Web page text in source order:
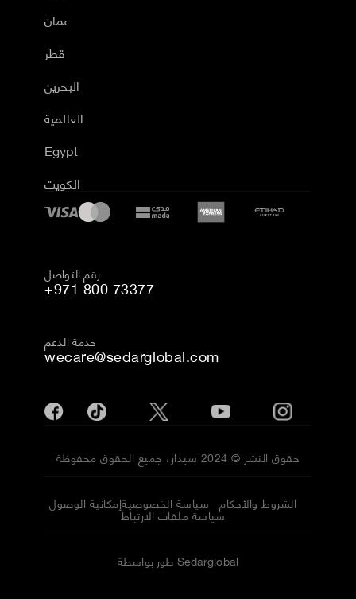
عمان
قطر
البحرين
العالمية
Egypt
الكويت
رقم التواصل
+971 800 73377
خدمة الدعم
wecare@sedarglobal.com
حقوق النشر © 2024 سيدار، جميع الحقوق محفوظة
إمكانية الوصولسياسة الخصوصية الشروط والأحكام
سياسة ملفات الارتباط
طور بواسطة Sedarglobal